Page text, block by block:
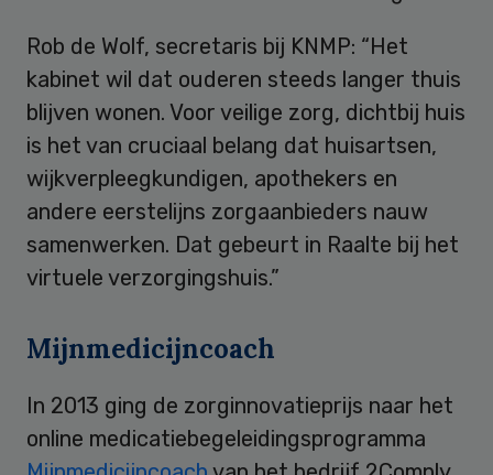
Rob de Wolf, secretaris bij KNMP: “Het
kabinet wil dat ouderen steeds langer thuis
blijven wonen. Voor veilige zorg, dichtbij huis
is het van cruciaal belang dat huisartsen,
wijkverpleegkundigen, apothekers en
andere eerstelijns zorgaanbieders nauw
samenwerken. Dat gebeurt in Raalte bij het
virtuele verzorgingshuis.”
Mijnmedicijncoach
In 2013 ging de zorginnovatieprijs naar het
online medicatiebegeleidingsprogramma